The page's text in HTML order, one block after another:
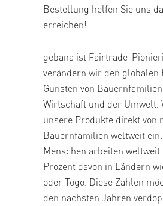
Bestellung helfen Sie uns
erreichen!
gebana ist Fairtrade-
verändern wir den globalen
Gunsten von
Wirtschaft und der Umwelt.
unsere Produkte direkt von
Bauernfamilien weltweit
Menschen arbeiten weltweit
Prozent davon in Ländern
oder Togo. Diese Zahlen
den nächsten Jahren